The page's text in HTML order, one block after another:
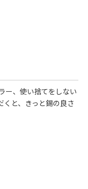
ー、使い捨てをしない
と、きっと錫の良さ